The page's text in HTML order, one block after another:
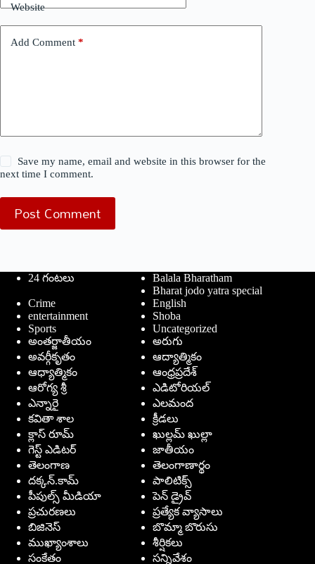
Website
Add Comment *
Save my name, email and website in this browser for the
next time I comment.
Post Comment
24 గంటలు
Balala Bharatham
Bharat jodo yatra special
Crime
English
entertainment
Shoba
Sports
Uncategorized
అంతర్జాతీయం
అరుగు
అవర్గీకృతం
ఆద్యాత్మికం
ఆధ్యాత్మికం
ఆంధ్రప్రదేశ్
ఆరోగ్య శ్రీ
ఎడిటోరియల్
ఎన్నారై
ఎలమంద
కవితా శాల
క్రీడలు
క్లాస్ రూమ్
ఖుల్లమ్ ఖుల్లా
గెస్ట్ ఎడిటర్
జాతీయం
తెలంగాణ
తెలంగాణార్థం
దక్కన్.కామ్
పాలిటిక్స్
పీపుల్స్ ‌మీడియా
పెన్ డ్రైవ్
ప్రచురణలు
ప్రత్యేక వ్యాసాలు
బిజినెస్
బొమ్మా బొరుసు
ముఖ్యాంశాలు
శీర్షికలు
సంకేతం
సన్నివేశం